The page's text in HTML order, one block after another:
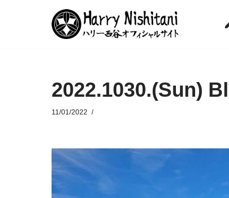
2022.1030.(Sun)
11/01/2022